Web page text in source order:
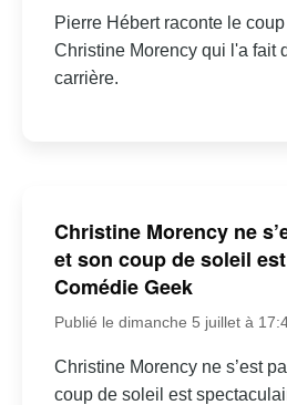
Pierre Hébert raconte le
Christine Morency qui l'a fait
carrière.
Christine Morency ne
et son coup de soleil
Comédie Geek
Publié le dimanche 5 juillet à
Christine Morency ne s’est
coup de soleil est